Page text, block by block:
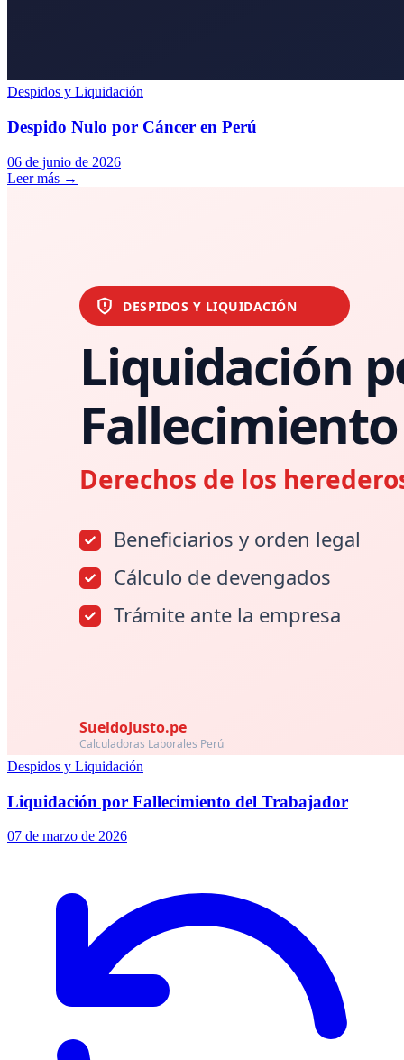
Despidos y Liquidación
Despido Nulo por Cáncer en Perú
06 de junio de 2026
Leer más →
Despidos y Liquidación
Liquidación por Fallecimiento del Trabajador
07 de marzo de 2026